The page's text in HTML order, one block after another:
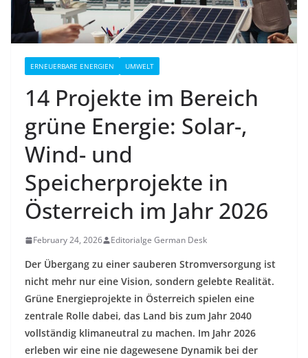
ERNEUERBARE ENERGIEN UMWELT
14 Projekte im Bereich
grüne Energie: Solar-,
Wind- und
Speicherprojekte in
Österreich im Jahr 2026
February 24, 2026 Editorialge German Desk
Der Übergang zu einer sauberen Stromversorgung ist
nicht mehr nur eine Vision, sondern gelebte Realität.
Grüne Energieprojekte in Österreich spielen eine
zentrale Rolle dabei, das Land bis zum Jahr 2040
vollständig klimaneutral zu machen. Im Jahr 2026
erleben wir eine nie dagewesene Dynamik bei der